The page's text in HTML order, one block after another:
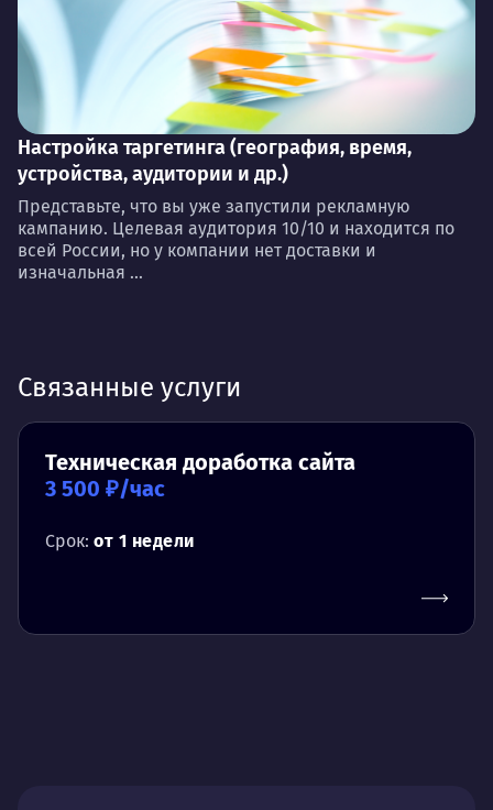
Настройка таргетинга (география, время,
устройства, аудитории и др.)
Представьте, что вы уже запустили рекламную
кампанию. Целевая аудитория 10/10 и находится по
всей России, но у компании нет доставки и
изначальная ...
Связанные услуги
Техническая доработка сайта
3 500 ₽/час
Срок: от 1 недели